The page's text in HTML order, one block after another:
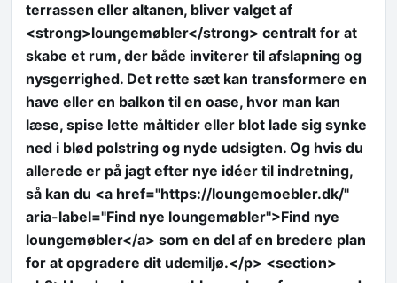
terrassen eller altanen, bliver valget af
<strong>loungemøbler</strong> centralt for at
skabe et rum, der både inviterer til afslapning og
nysgerrighed. Det rette sæt kan transformere en
have eller en balkon til en oase, hvor man kan
læse, spise lette måltider eller blot lade sig synke
ned i blød polstring og nyde udsigten. Og hvis du
allerede er på jagt efter nye idéer til indretning,
så kan du <a href="https://loungemoebler.dk/"
aria-label="Find nye loungemøbler">Find nye
loungemøbler</a> som en del af en bredere plan
for at opgradere dit udemiljø.</p> <section>